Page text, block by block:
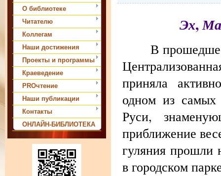
О библиотеке
Читателю
Коллегам
Наши достижения
Проекты и программы
Краеведение
PROчтение
Наши публикации
Контакты
ОНЛАЙН-БИБЛИОТЕКА
Эх,
В прошедшее
приняла
одном из самых
Руси,
приближение
гуляния прошли
в городском